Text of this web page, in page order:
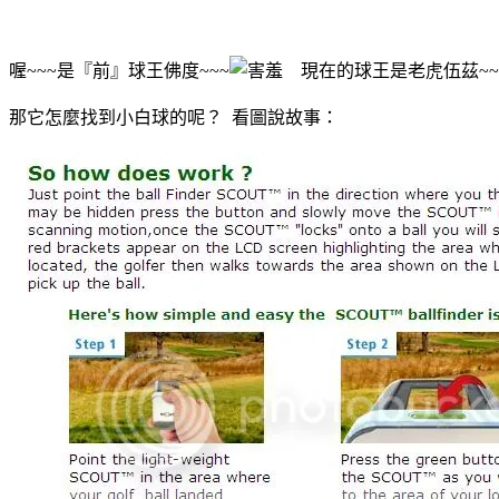
喔~~~是『前』球王佛度~~~ 現在的球王是老虎伍茲
那它怎麼找到小白球的呢？ 看圖說故事：